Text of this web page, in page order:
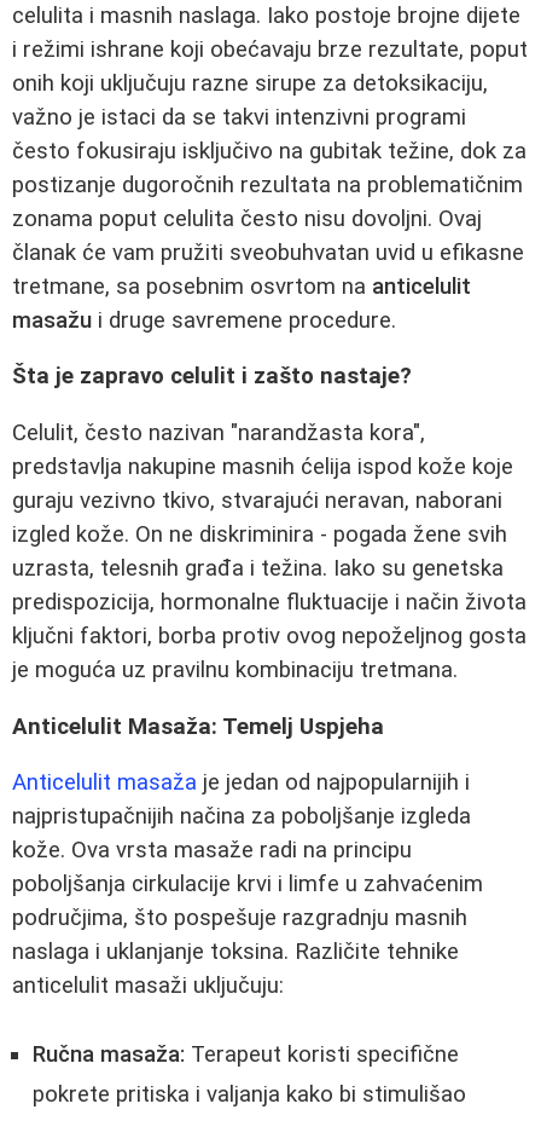
celulita i masnih naslaga. Iako postoje brojne dijete
i režimi ishrane koji obećavaju brze rezultate, poput
onih koji uključuju razne sirupe za detoksikaciju,
važno je istaci da se takvi intenzivni programi
često fokusiraju isključivo na gubitak težine, dok za
postizanje dugoročnih rezultata na problematičnim
zonama poput celulita često nisu dovoljni. Ovaj
članak će vam pružiti sveobuhvatan uvid u efikasne
tretmane, sa posebnim osvrtom na anticelulit
masažu i druge savremene procedure.
Šta je zapravo celulit i zašto nastaje?
Celulit, često nazivan "narandžasta kora",
predstavlja nakupine masnih ćelija ispod kože koje
guraju vezivno tkivo, stvarajući neravan, naborani
izgled kože. On ne diskriminira - pogada žene svih
uzrasta, telesnih građa i težina. Iako su genetska
predispozicija, hormonalne fluktuacije i način života
ključni faktori, borba protiv ovog nepoželjnog gosta
je moguća uz pravilnu kombinaciju tretmana.
Anticelulit Masaža: Temelj Uspjeha
Anticelulit masaža je jedan od najpopularnijih i
najpristupačnijih načina za poboljšanje izgleda
kože. Ova vrsta masaže radi na principu
poboljšanja cirkulacije krvi i limfe u zahvaćenim
područjima, što pospešuje razgradnju masnih
naslaga i uklanjanje toksina. Različite tehnike
anticelulit masaži uključuju:
Ručna masaža: Terapeut koristi specifične
pokrete pritiska i valjanja kako bi stimulišao